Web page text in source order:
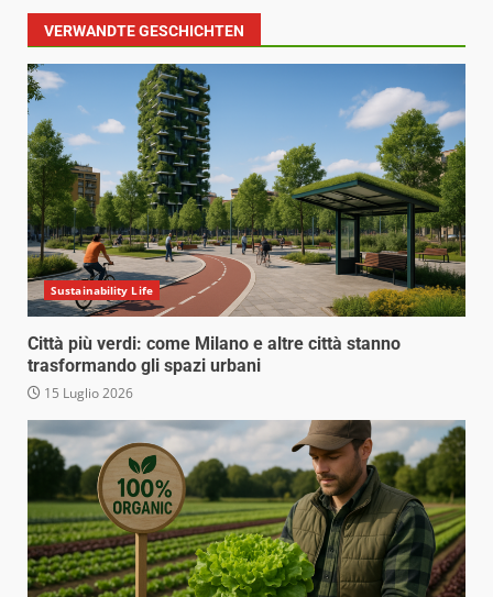
VERWANDTE GESCHICHTEN
Sustainability Life
Città più verdi: come Milano e altre città stanno
trasformando gli spazi urbani
15 Luglio 2026